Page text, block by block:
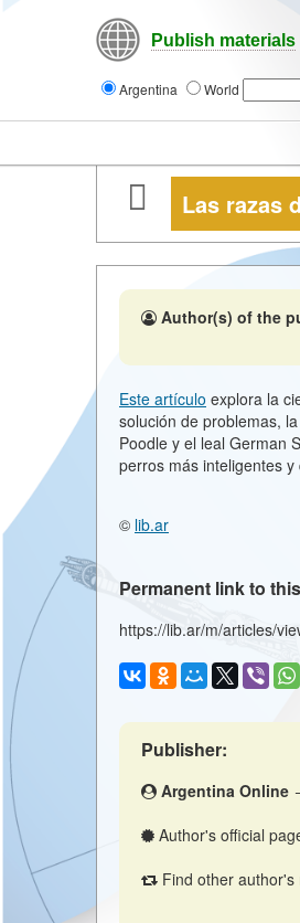
Publish materials
Argentina World
Las razas
Author(s) of the
Este artículo explora la
solución de problemas,
Poodle y el leal German
perros más inteligentes
© lib.ar
Permanent link to
https://lib.ar/m/articles/
Publisher:
Argentina Online
Author's official
Find other author's